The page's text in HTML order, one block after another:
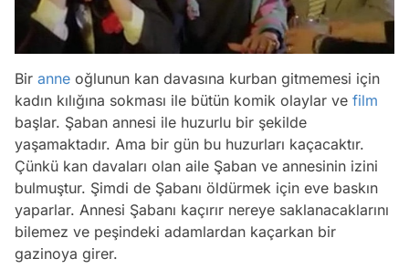
Bir anne oğlunun kan davasına kurban gitmemesi için
kadın kılığına sokması ile bütün komik olaylar ve film
başlar. Şaban annesi ile huzurlu bir şekilde
yaşamaktadır. Ama bir gün bu huzurları kaçacaktır.
Çünkü kan davaları olan aile Şaban ve annesinin izini
bulmuştur. Şimdi de Şabanı öldürmek için eve baskın
yaparlar. Annesi Şabanı kaçırır nereye saklanacaklarını
bilemez ve peşindeki adamlardan kaçarkan bir
gazinoya girer.